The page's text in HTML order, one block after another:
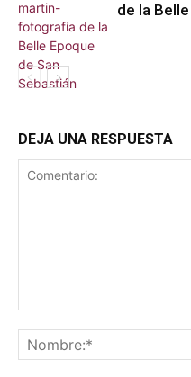
de la
DEJA UNA RESPUESTA